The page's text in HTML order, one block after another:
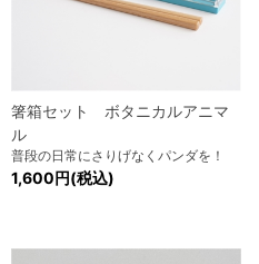
箸箱セット ボタニカルアニマ
ル
普段の日常にさりげなくパンダを！
1,600円(税込)